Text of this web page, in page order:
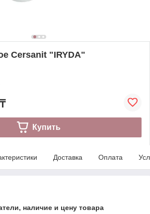
Cersanit "IRYDA"
₸
Купить
Доставка Оплата
наличие и цену товара